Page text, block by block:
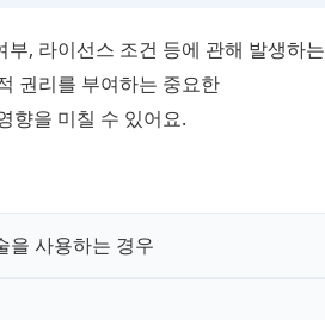
, 라이선스 조건 등에 관해 발생하는
권리를 부여하는 중요한
향을 미칠 수 있어요.
을 사용하는 경우